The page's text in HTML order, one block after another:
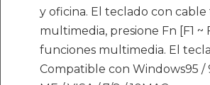
y oficina. El teclado con
multimedia, presione Fn [F1 ~
funciones multimedia. El
Compatible con Windows95 /